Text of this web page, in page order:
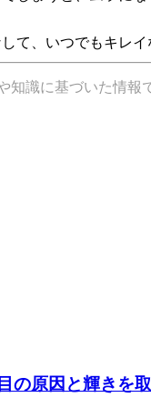
て、いつでもキレ
知識に基づいた情報
の原因と輝きを